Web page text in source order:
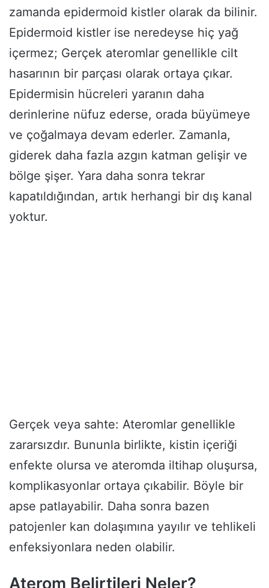
zamanda epidermoid kistler olarak da bilinir.
Epidermoid kistler ise neredeyse hiç yağ
içermez; Gerçek ateromlar genellikle cilt
hasarının bir parçası olarak ortaya çıkar.
Epidermisin hücreleri yaranın daha
derinlerine nüfuz ederse, orada büyümeye
ve çoğalmaya devam ederler. Zamanla,
giderek daha fazla azgın katman gelişir ve
bölge şişer. Yara daha sonra tekrar
kapatıldığından, artık herhangi bir dış kanal
yoktur.
Gerçek veya sahte: Ateromlar genellikle
zararsızdır. Bununla birlikte, kistin içeriği
enfekte olursa ve ateromda iltihap oluşursa,
komplikasyonlar ortaya çıkabilir. Böyle bir
apse patlayabilir. Daha sonra bazen
patojenler kan dolaşımına yayılır ve tehlikeli
enfeksiyonlara neden olabilir.
Aterom Belirtileri Neler?